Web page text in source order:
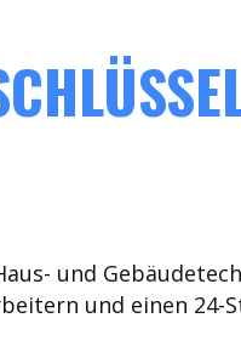
und
und einen 24-